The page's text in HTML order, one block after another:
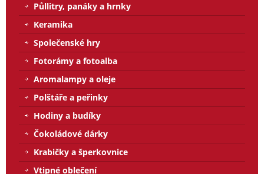
Půllitry, panáky a hrnky
Keramika
Společenské hry
Fotorámy a fotoalba
Aromalampy a oleje
Polštáře a peřinky
Hodiny a budíky
Čokoládové dárky
Krabičky a šperkovnice
Vtipné oblečení